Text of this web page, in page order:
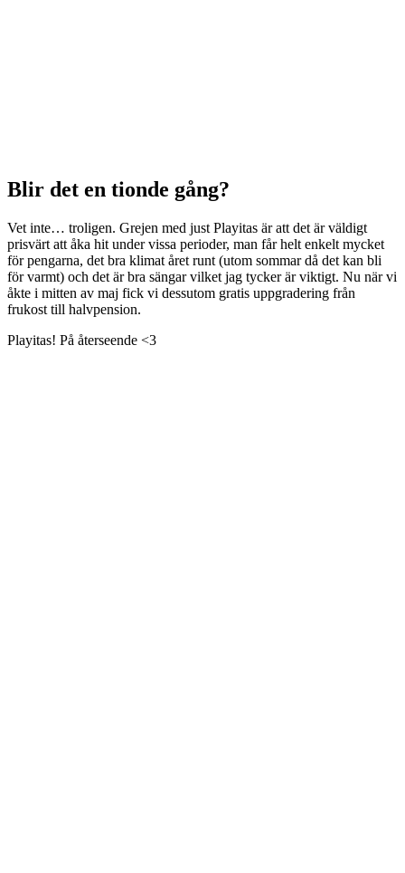
Blir det en tionde gång?
Vet inte… troligen. Grejen med just Playitas är att det är väldigt
prisvärt att åka hit under vissa perioder, man får helt enkelt mycket
för pengarna, det bra klimat året runt (utom sommar då det kan bli
för varmt) och det är bra sängar vilket jag tycker är viktigt. Nu när vi
åkte i mitten av maj fick vi dessutom gratis uppgradering från
frukost till halvpension.
Playitas! På återseende <3